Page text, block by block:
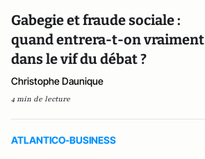
Gabegie et fraude sociale :
quand entrera-t-on vraiment
dans le vif du débat ?
Christophe Daunique
4 min de lecture
ATLANTICO-BUSINESS